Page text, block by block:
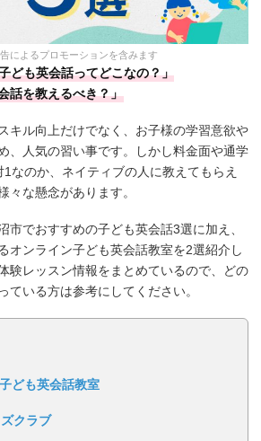
によるプロモーションを含みます
ども英会話ってどこなの？」
話を教えるべき？」
キル向上だけでなく、お子様の学習意欲や
、人気の習い事です。しかし料金面や通学
なのか、ネイティブの人に教えてもらえ
々な懸念があります。
市でおすすめの子ども英会話3選に加え、
オンライン子ども英会話教室を2選紹介し
験レッスン情報をまとめているので、どの
ている方は参考にしてください。
ども英会話教室
クラブ